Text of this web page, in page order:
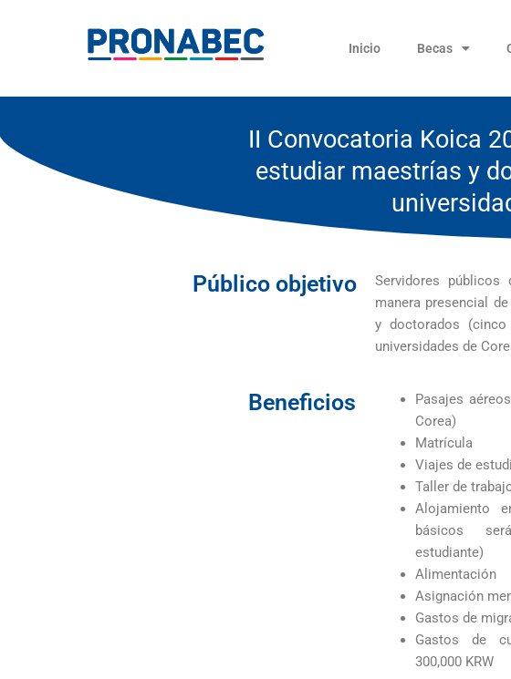
Inicio Becas
II Convocatoria Koica
estudiar maestrías y
Público objetivo
Servidores públicos
manera presencial
y doctorados
universidades de
Beneficios
Pasajes
Corea)
Matrícula
Viajes de
Taller de
Alojamiento
básicos
estudiante)
Alimentación
Asignación
Gastos de
Gastos de
300,000 KRW